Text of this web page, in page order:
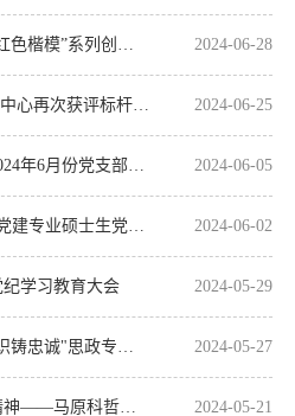
喜报！我院在学校研究生“红色楷模”系列创新活动中获佳绩 2024-06-28
喜报 | 我院研究生党建工作中心再次获评标杆院系学生党建工作中心 2024-06-25
马克思主义学院关于开展2024年6月份党支部主题党日的通知 2024-06-05
"'职'引未来，'纪'塑行知" | 党建专业硕士生党支部五月主题党日顺利举办 2024-06-02
学习教育大会 2024-05-29
"党纪教育强信念，规矩意识铸忠诚"思政专业硕士生党支部五月主题党日顺利举办 2024-05-27
弘扬革命文化、传承革命精神——马原科哲教研室教师党支部特色党员活动日主题活动 2024-05-21